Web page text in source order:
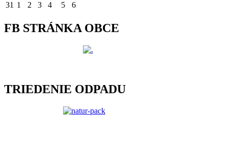
31 1 2 3 4 5 6
FB STRÁNKA OBCE
TRIEDENIE ODPADU